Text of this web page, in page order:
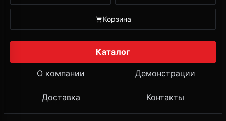
Корзина
Каталог
О компании Демонстрации
Доставка Контакты